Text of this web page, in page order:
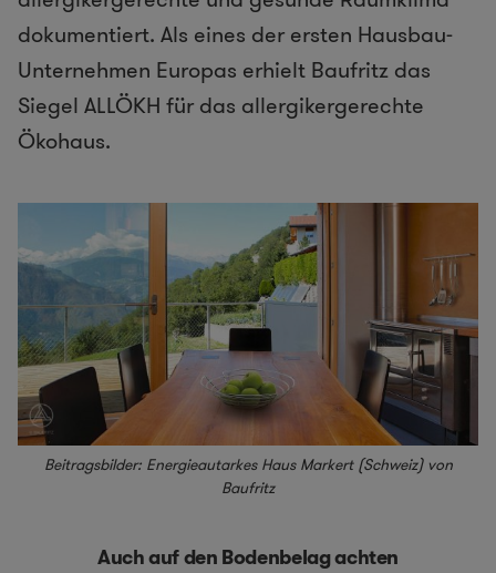
dokumentiert. Als eines der ersten Hausbau-
Unternehmen Europas erhielt Baufritz das
Siegel ALLÖKH für das allergikergerechte
Ökohaus.
Beitragsbilder: Energieautarkes Haus Markert (Schweiz) von
Baufritz
Auch auf den Bodenbelag achten